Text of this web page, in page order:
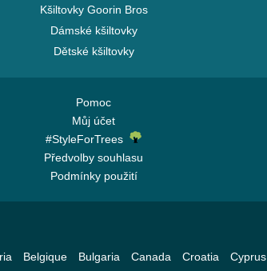
Kšiltovky Goorin Bros
Dámské kšiltovky
Dětské kšiltovky
Pomoc
Můj účet
#StyleForTrees
Předvolby souhlasu
Podmínky použití
Belgique Bulgaria Canada Croatia Cyprus